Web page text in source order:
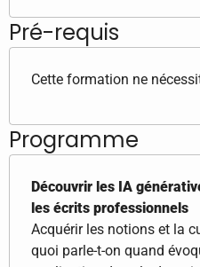
Pré-requis
Cette formation ne
Programme
Découvrir les IA
les écrits professionnels
Acquérir les notions et la
quoi parle-t-on quand